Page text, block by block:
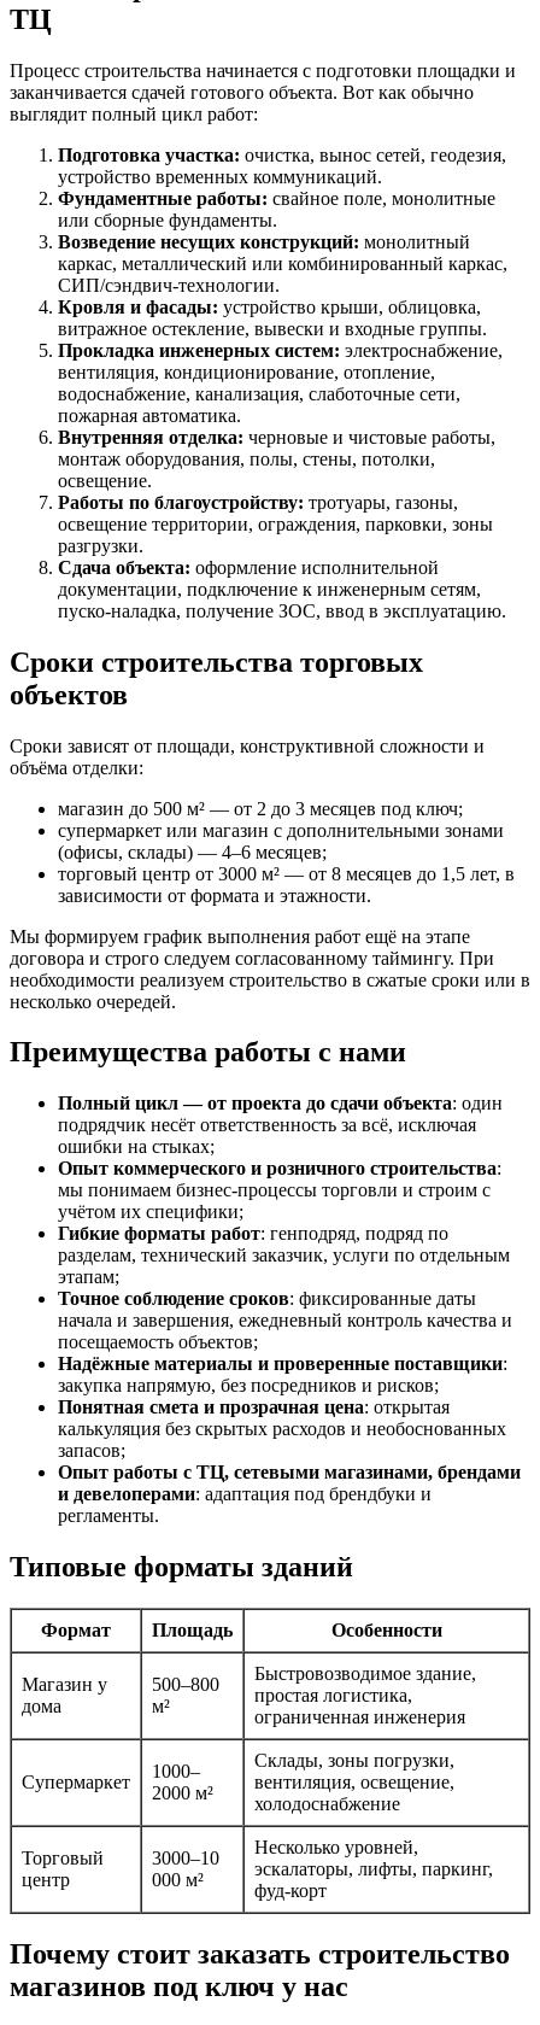
ТЦ
Процесс строительства начинается с подготовки площадки и
заканчивается сдачей готового объекта. Вот как обычно
выглядит полный цикл работ:
Подготовка участка: очистка, вынос сетей, геодезия,
устройство временных коммуникаций.
Фундаментные работы: свайное поле, монолитные
или сборные фундаменты.
Возведение несущих конструкций: монолитный
каркас, металлический или комбинированный каркас,
СИП/сэндвич-технологии.
Кровля и фасады: устройство крыши, облицовка,
витражное остекление, вывески и входные группы.
Прокладка инженерных систем: электроснабжение,
вентиляция, кондиционирование, отопление,
водоснабжение, канализация, слаботочные сети,
пожарная автоматика.
Внутренняя отделка: черновые и чистовые работы,
монтаж оборудования, полы, стены, потолки,
освещение.
Работы по благоустройству: тротуары, газоны,
освещение территории, ограждения, парковки, зоны
разгрузки.
Сдача объекта: оформление исполнительной
документации, подключение к инженерным сетям,
пуско-наладка, получение ЗОС, ввод в эксплуатацию.
Сроки строительства торговых
объектов
Сроки зависят от площади, конструктивной сложности и
объёма отделки:
магазин до 500 м² — от 2 до 3 месяцев под ключ;
супермаркет или магазин с дополнительными зонами
(офисы, склады) — 4–6 месяцев;
торговый центр от 3000 м² — от 8 месяцев до 1,5 лет, в
зависимости от формата и этажности.
Мы формируем график выполнения работ ещё на этапе
договора и строго следуем согласованному таймингу. При
необходимости реализуем строительство в сжатые сроки или в
несколько очередей.
Преимущества работы с нами
Полный цикл — от проекта до сдачи объекта: один
подрядчик несёт ответственность за всё, исключая
ошибки на стыках;
Опыт коммерческого и розничного строительства:
мы понимаем бизнес-процессы торговли и строим с
учётом их специфики;
Гибкие форматы работ: генподряд, подряд по
разделам, технический заказчик, услуги по отдельным
этапам;
Точное соблюдение сроков: фиксированные даты
начала и завершения, ежедневный контроль качества и
посещаемость объектов;
Надёжные материалы и проверенные поставщики:
закупка напрямую, без посредников и рисков;
Понятная смета и прозрачная цена: открытая
калькуляция без скрытых расходов и необоснованных
запасов;
Опыт работы с ТЦ, сетевыми магазинами, брендами
и девелоперами: адаптация под брендбуки и
регламенты.
Типовые форматы зданий
Формат Площадь Особенности
Магазин у
дома
500–800
м²
Быстровозводимое здание,
простая логистика,
ограниченная инженерия
Супермаркет
1000–
2000 м²
Склады, зоны погрузки,
вентиляция, освещение,
холодоснабжение
Торговый
центр
3000–10
000 м²
Несколько уровней,
эскалаторы, лифты, паркинг,
фуд-корт
Почему стоит заказать строительство
магазинов под ключ у нас